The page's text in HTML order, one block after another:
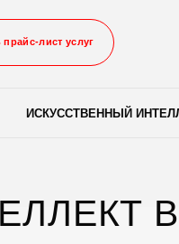
прайс-лист услуг
ИСКУССТВЕННЫЙ
В